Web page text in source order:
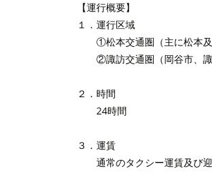
【運行概要】
１．運行区域
①松本交通圏（主に松本及
②諏訪交通圏（岡谷市、諏
２．時間
24時間
３．運賃
通常のタクシー運賃及び